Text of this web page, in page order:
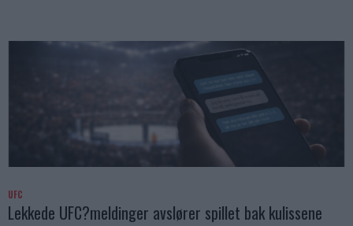
UFC
Lekkede UFC?meldinger avslører spillet bak kulissene